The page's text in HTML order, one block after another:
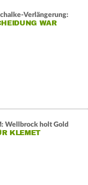
Verlängerung:
WAR
Wellbrock holt Gold
KLEMET